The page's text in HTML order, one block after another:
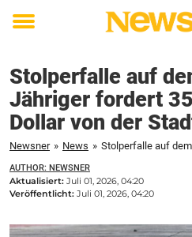
Toggle
Stolperfalle auf
Jähriger fordert
Dollar von der
Newsner » News »
AUTHOR: NEWSNER
Aktualisiert: Juli 01, 2026, 04:20
Veröffentlicht: Juli 01, 2026, 04:20